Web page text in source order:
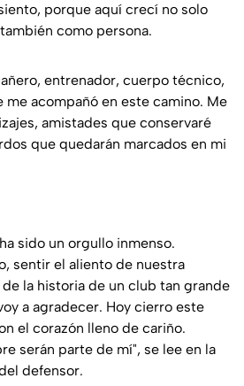
porque aquí crecí no solo
como persona.
entrenador, cuerpo técnico,
acompañó en este camino. Me
amistades que conservaré
que quedarán marcados en mi
sido un orgullo inmenso.
sentir el aliento de nuestra
la historia de un club tan grande
a agradecer. Hoy cierro este
el corazón lleno de cariño.
serán parte de mí", se lee en la
defensor.